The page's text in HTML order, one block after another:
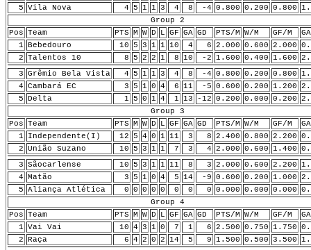
5 Vila Nova 4 5 1 1 3 4 8 -4 0.800 0.200 0.800
Group 2
Pos Team PTS M W D L GF GA GD PTS/M W/M GF/M
1 Bebedouro 10 5 3 1 1 10 4 6 2.000 0.600 2.000
2 Talentos 10 8 5 2 2 1 8 10 -2 1.600 0.400 1.600
3 Grêmio Bela Vista 4 5 1 1 3 4 8 -4 0.800 0.200 0.800
4 Cambará EC 3 5 1 0 4 6 11 -5 0.600 0.200 1.200
5 Delta 1 5 0 1 4 1 13 -12 0.200 0.000 0.200
Group 3
Pos Team PTS M W D L GF GA GD PTS/M W/M GF/M
1
Independente(I) 12 5 4 0 1 11 3 8 2.400 0.800 2.200
2 União Suzano 10 5 3 1 1 7 3 4 2.000 0.600 1.400
3 Sãocarlense 10 5 3 1 1 11 8 3 2.000 0.600 2.200
4 Matão 3 5 1 0 4 5 14 -9 0.600 0.200 1.000
5 Aliança Atlética 0 0 0 0 0 0 0 0 0.000 0.000 0.000
Group 4
Pos Team PTS M W D L GF GA GD PTS/M W/M GF/M
1 Vai Vai 10 4 3 1 0 7 1 6 2.500 0.750 1.750
2 Raça 6 4 2 0 2 14 5 9 1.500 0.500 3.500